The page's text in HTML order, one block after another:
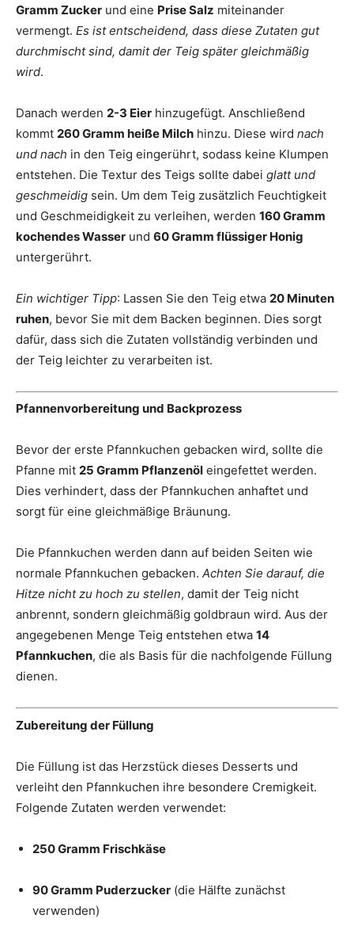
Gramm Zucker und eine Prise Salz miteinander
vermengt. Es ist entscheidend, dass diese Zutaten gut
durchmischt sind, damit der Teig später gleichmäßig
wird.
Danach werden 2-3 Eier hinzugefügt. Anschließend
kommt 260 Gramm heiße Milch hinzu. Diese wird nach
und nach in den Teig eingerührt, sodass keine Klumpen
entstehen. Die Textur des Teigs sollte dabei glatt und
geschmeidig sein. Um dem Teig zusätzlich Feuchtigkeit
und Geschmeidigkeit zu verleihen, werden 160 Gramm
kochendes Wasser und 60 Gramm flüssiger Honig
untergerührt.
Ein wichtiger Tipp: Lassen Sie den Teig etwa 20 Minuten
ruhen, bevor Sie mit dem Backen beginnen. Dies sorgt
dafür, dass sich die Zutaten vollständig verbinden und
der Teig leichter zu verarbeiten ist.
Pfannenvorbereitung und Backprozess
Bevor der erste Pfannkuchen gebacken wird, sollte die
Pfanne mit 25 Gramm Pflanzenöl eingefettet werden.
Dies verhindert, dass der Pfannkuchen anhaftet und
sorgt für eine gleichmäßige Bräunung.
Die Pfannkuchen werden dann auf beiden Seiten wie
normale Pfannkuchen gebacken. Achten Sie darauf, die
Hitze nicht zu hoch zu stellen, damit der Teig nicht
anbrennt, sondern gleichmäßig goldbraun wird. Aus der
angegebenen Menge Teig entstehen etwa 14
Pfannkuchen, die als Basis für die nachfolgende Füllung
dienen.
Zubereitung der Füllung
Die Füllung ist das Herzstück dieses Desserts und
verleiht den Pfannkuchen ihre besondere Cremigkeit.
Folgende Zutaten werden verwendet:
250 Gramm Frischkäse
90 Gramm Puderzucker (die Hälfte zunächst
verwenden)